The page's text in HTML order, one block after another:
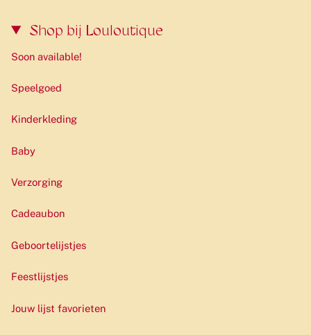
Shop bij Louloutique
Soon available!
Speelgoed
Kinderkleding
Baby
Verzorging
Cadeaubon
Geboortelijstjes
Feestlijstjes
Jouw lijst favorieten